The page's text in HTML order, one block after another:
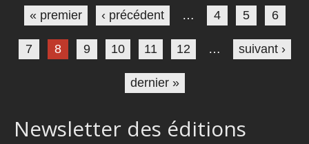
« premier ‹ précédent … 4 5 6
7 8 9 10 11 12 … suivant ›
dernier »
Newsletter des éditions